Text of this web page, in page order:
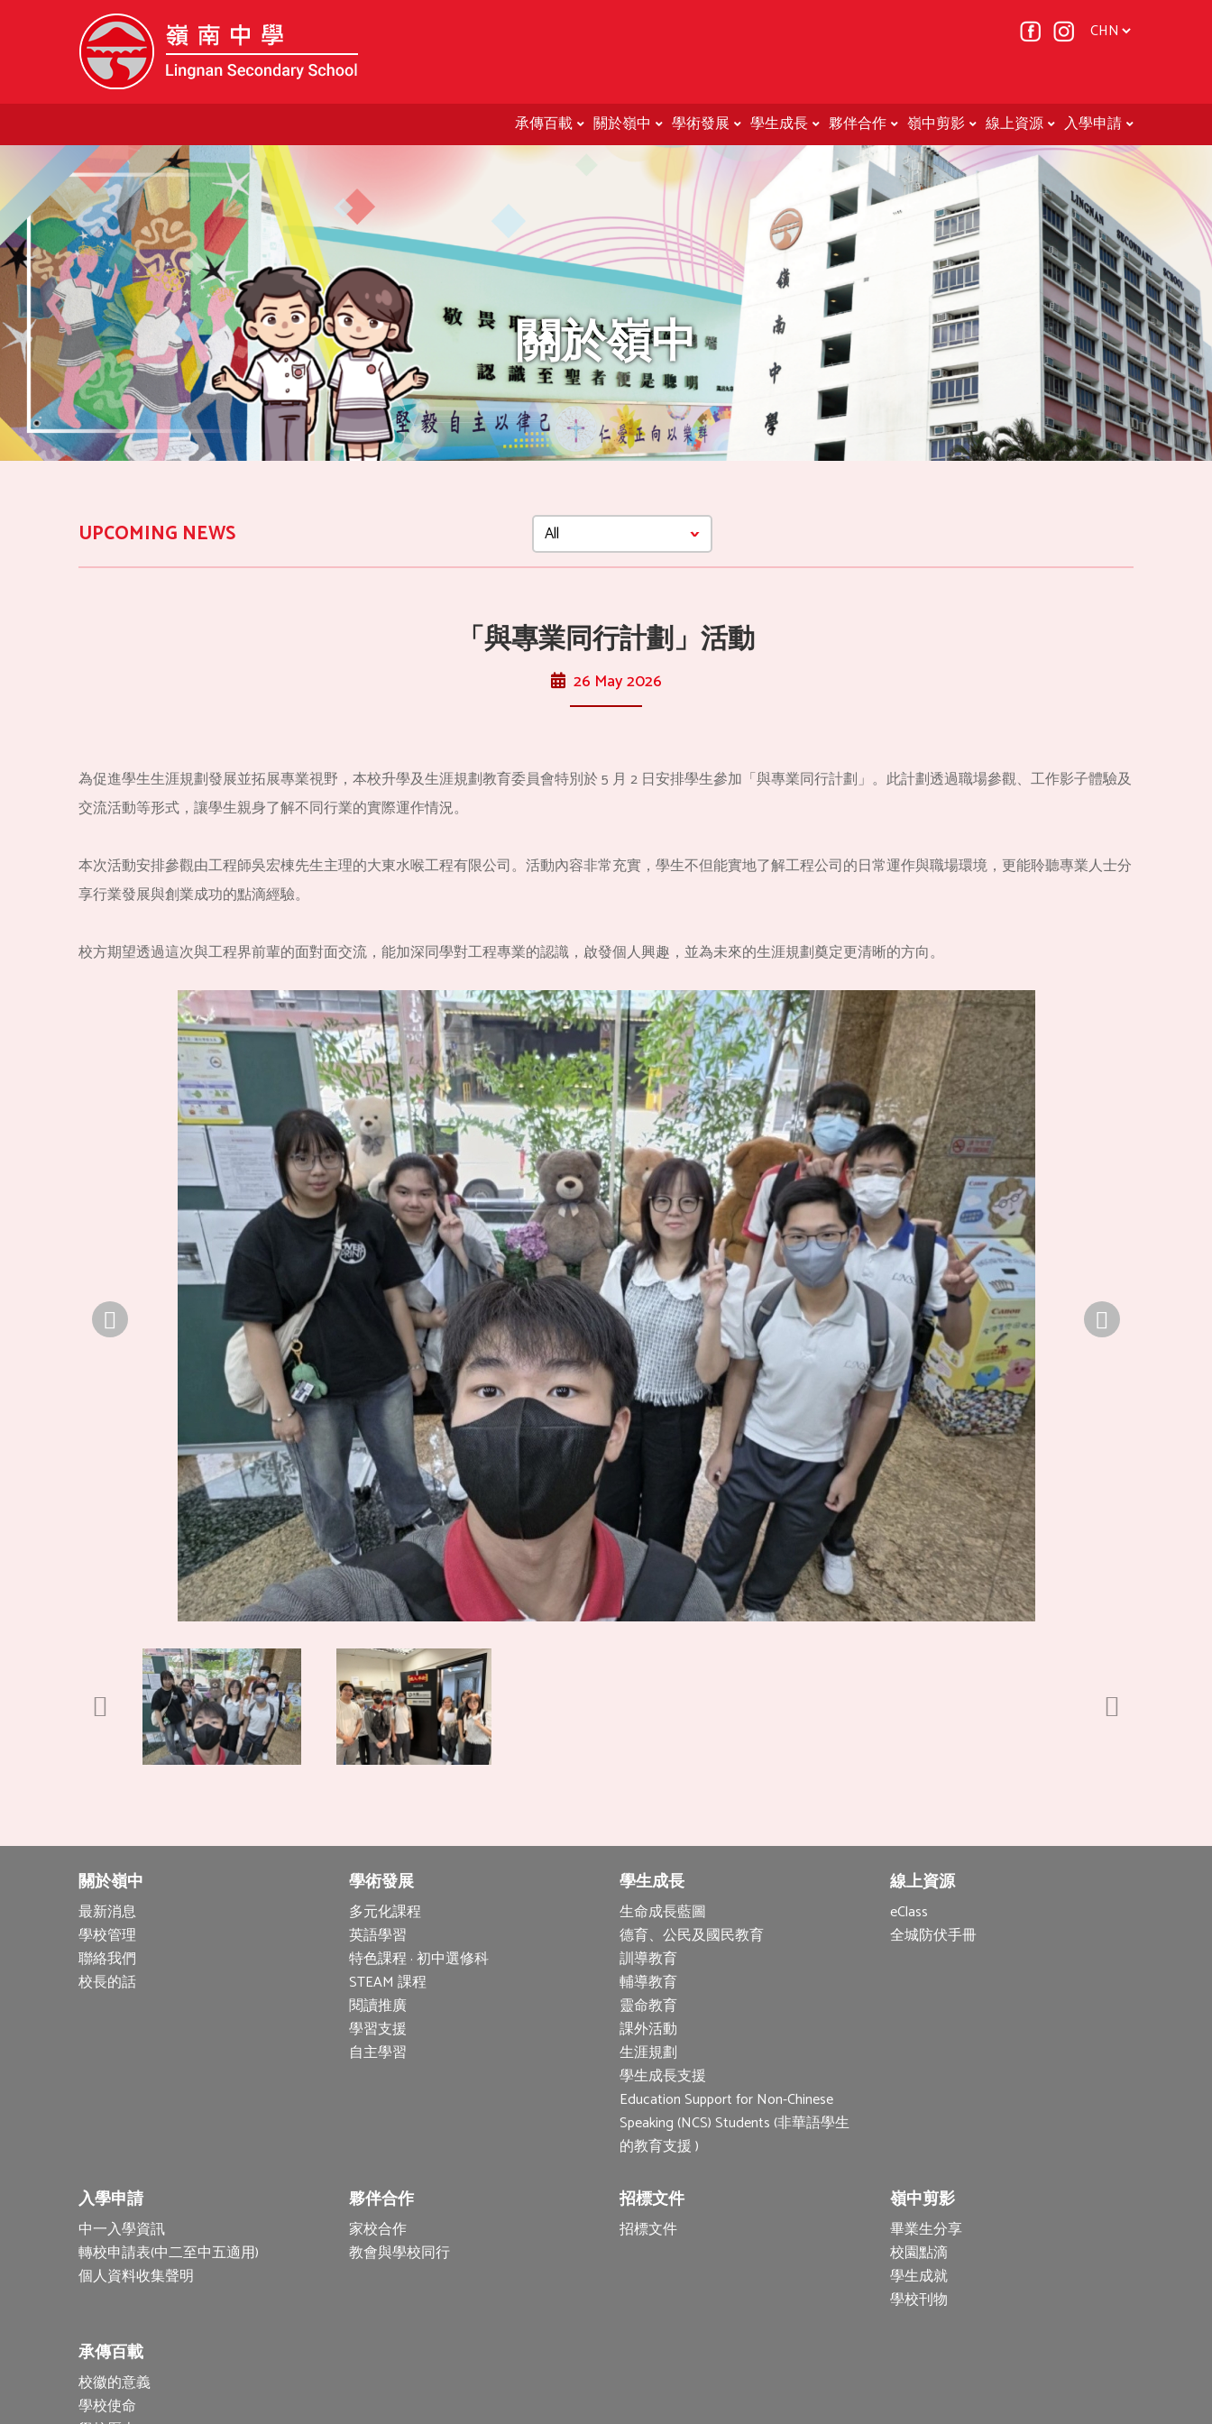
承傳百載 關於嶺中 學術發展 學生成長 夥伴合作 嶺中剪影 線上資源 入學申請
關於嶺中
UPCOMING NEWS
「與專業同行計劃」活動
26 May 2026
為促進學生生涯規劃發展並拓展專業視野，本校升學及生涯規劃教育委員會特別於 5 月 2 日安排學生參加「與專業同行計劃」。此計劃透過職場參觀、工作影子體驗及
交流活動等形式，讓學生親身了解不同行業的實際運作情況。
本次活動安排參觀由工程師吳宏棟先生主理的大東水喉工程有限公司。活動內容非常充實，學生不但能實地了解工程公司的日常運作與職場環境，更能聆聽專業人士分
享行業發展與創業成功的點滴經驗。
校方期望透過這次與工程界前輩的面對面交流，能加深同學對工程專業的認識，啟發個人興趣，並為未來的生涯規劃奠定更清晰的方向。
關於嶺中
最新消息
學校管理
聯絡我們
校長的話
學術發展
多元化課程
英語學習
特色課程 · 初中選修科
STEAM 課程
閱讀推廣
學習支援
自主學習
學生成長
生命成長藍圖
德育、公民及國民教育
訓導教育
輔導教育
靈命教育
課外活動
生涯規劃
學生成長支援
Education Support for Non-Chinese
Speaking (NCS) Students (非華語學生
的教育支援 )
線上資源
eClass
全城防伏手冊
入學申請
中一入學資訊
轉校申請表(中二至中五適用)
個人資料收集聲明
夥伴合作
家校合作
教會與學校同行
招標文件
招標文件
嶺中剪影
畢業生分享
校園點滴
學生成就
學校刊物
承傳百載
校徽的意義
學校使命